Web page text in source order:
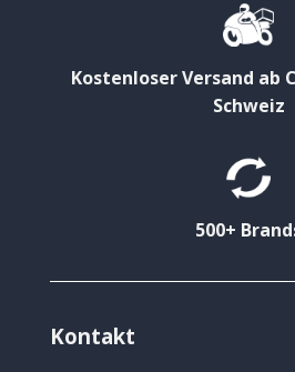
Kostenloser Versand ab
Schweiz
500+
Kontakt